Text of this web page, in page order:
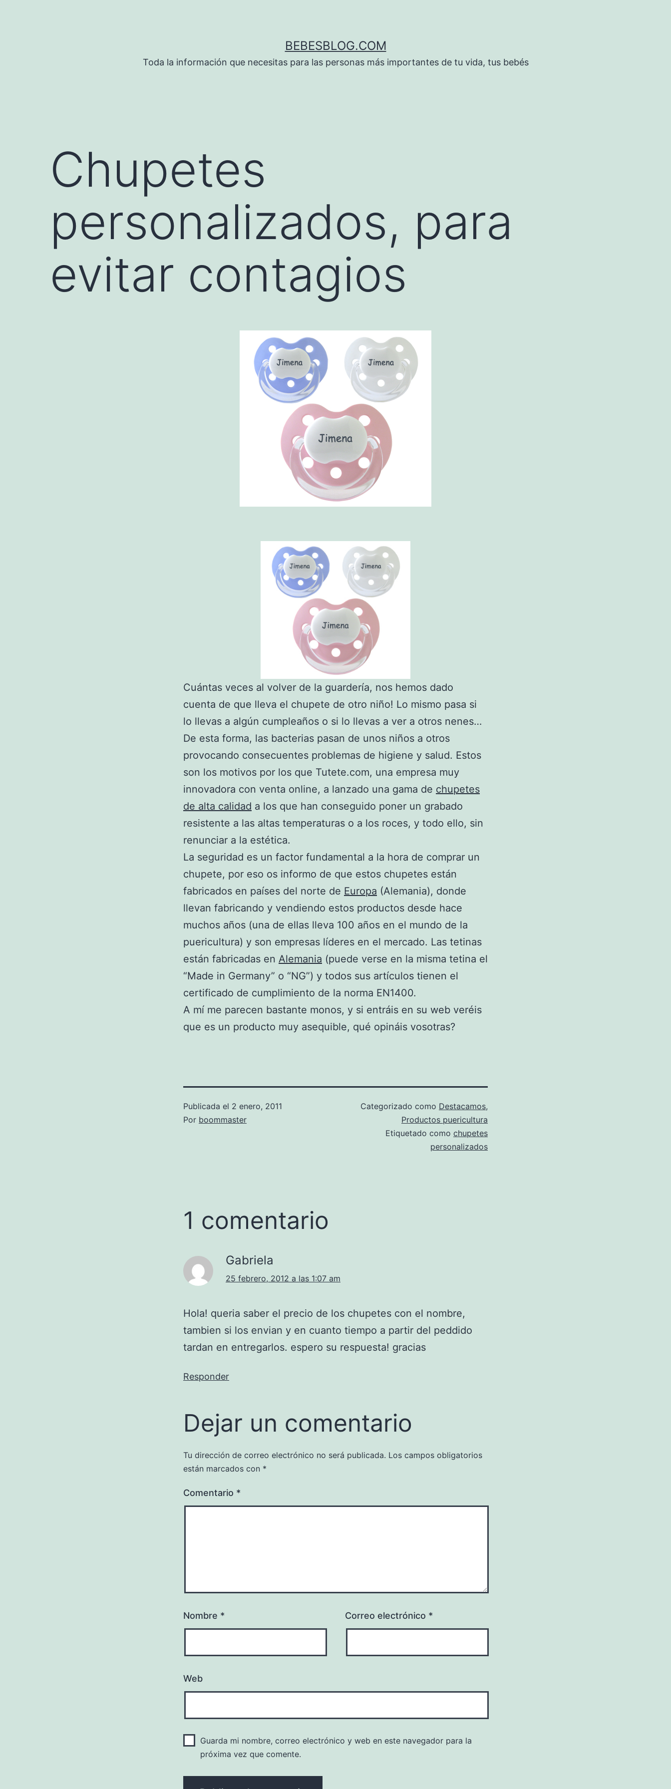
BEBESBLOG.COM
Toda la información que necesitas para las personas más importantes de tu vida, tus bebés
Chupetes
personalizados, para
evitar contagios
Cuántas veces al volver de la guardería, nos hemos dado
cuenta de que lleva el chupete de otro niño! Lo mismo pasa si
lo llevas a algún cumpleaños o si lo llevas a ver a otros nenes…
De esta forma, las bacterias pasan de unos niños a otros
provocando consecuentes problemas de higiene y salud. Estos
son los motivos por los que Tutete.com, una empresa muy
innovadora con venta online, a lanzado una gama de chupetes
de alta calidad a los que han conseguido poner un grabado
resistente a las altas temperaturas o a los roces, y todo ello, sin
renunciar a la estética.
La seguridad es un factor fundamental a la hora de comprar un
chupete, por eso os informo de que estos chupetes están
fabricados en países del norte de Europa (Alemania), donde
llevan fabricando y vendiendo estos productos desde hace
muchos años (una de ellas lleva 100 años en el mundo de la
puericultura) y son empresas líderes en el mercado. Las tetinas
están fabricadas en Alemania (puede verse en la misma tetina el
“Made in Germany” o “NG”) y todos sus artículos tienen el
certificado de cumplimiento de la norma EN1400.
A mí me parecen bastante monos, y si entráis en su web veréis
que es un producto muy asequible, qué opináis vosotras?
Publicada el 2 enero, 2011
Por boommaster
Categorizado como Destacamos,
Productos puericultura
Etiquetado como chupetes
personalizados
1 comentario
Gabriela
25 febrero, 2012 a las 1:07 am
Hola! queria saber el precio de los chupetes con el nombre,
tambien si los envian y en cuanto tiempo a partir del peddido
tardan en entregarlos. espero su respuesta! gracias
Responder
Dejar un comentario
Tu dirección de correo electrónico no será publicada. Los campos obligatorios
están marcados con *
Comentario *
Nombre * Correo electrónico *
Web
Guarda mi nombre, correo electrónico y web en este navegador para la
próxima vez que comente.